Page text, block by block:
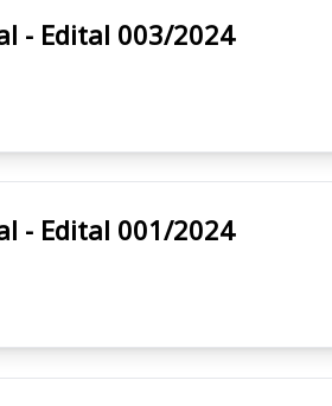
- Edital 003/2024
- Edital 001/2024